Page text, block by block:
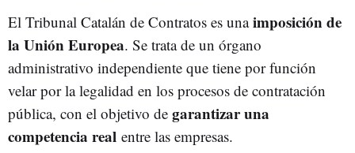
El Tribunal Catalán de Contratos es unaimposición de
la Unión Europea. Se trata de un órgano
administrativo independiente que tiene por función
velar por la legalidad en los procesos de contratación
pública, con el objetivo de garantizar una
competencia real entre las empresas.